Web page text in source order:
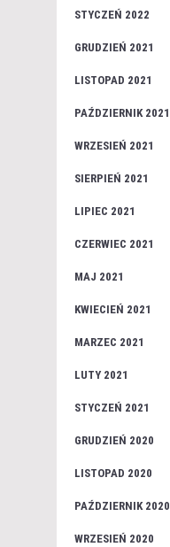
STYCZEŃ 2022
GRUDZIEŃ 2021
LISTOPAD 2021
PAŹDZIERNIK 2021
WRZESIEŃ 2021
SIERPIEŃ 2021
LIPIEC 2021
CZERWIEC 2021
MAJ 2021
KWIECIEŃ 2021
MARZEC 2021
LUTY 2021
STYCZEŃ 2021
GRUDZIEŃ 2020
LISTOPAD 2020
PAŹDZIERNIK 2020
WRZESIEŃ 2020